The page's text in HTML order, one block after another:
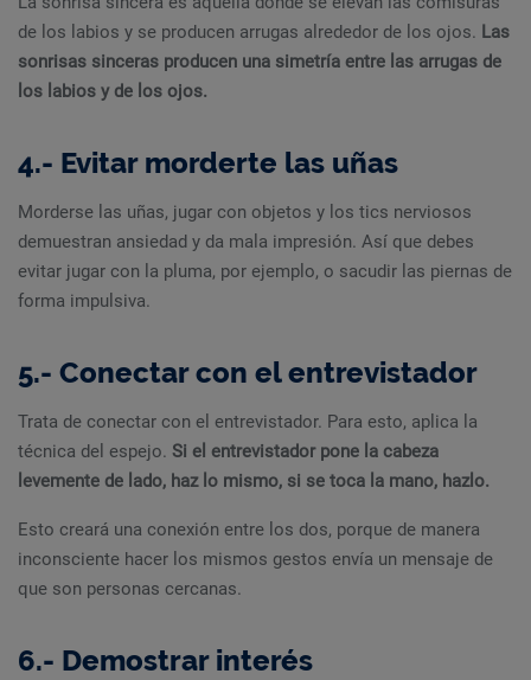
de los labios y se producen arrugas alrededor de los ojos. Las
sonrisas sinceras producen una simetría entre las arrugas de
los labios y de los ojos.
4.- Evitar morderte las uñas
Morderse las uñas, jugar con objetos y los tics nerviosos
demuestran ansiedad y da mala impresión. Así que debes
evitar jugar con la pluma, por ejemplo, o sacudir las piernas de
forma impulsiva.
5.- Conectar con el entrevistador
Trata de conectar con el entrevistador. Para esto, aplica la
técnica del espejo. Si el entrevistador pone la cabeza
levemente de lado, haz lo mismo, si se toca la mano, hazlo.
Esto creará una conexión entre los dos, porque de manera
inconsciente hacer los mismos gestos envía un mensaje de
que son personas cercanas.
6.- Demostrar interés